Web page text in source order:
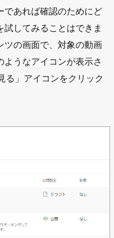
であれば確認のためにど
してみることはできま
ツの画面で、対象の動画
うなアイコンが表示さ
る」アイコンをクリック